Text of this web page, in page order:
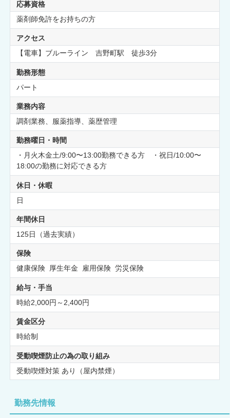
応募資格
薬剤師免許をお持ちの方
アクセス
【電車】ブルーライン 吉野町駅 徒歩3分
勤務形態
パート
業務内容
調剤業務、服薬指導、薬歴管理
勤務曜日・時間
・月火木金土/9:00〜13:00勤務できる方 ・祝日/10:00〜
18:00の勤務に対応できる方
休日・休暇
日
年間休日
125日（過去実績）
保険
健康保険 厚生年金 雇用保険 労災保険
給与・手当
時給2,000円～2,400円
賃金区分
時給制
受動喫煙防止の為の取り組み
受動喫煙対策 あり（屋内禁煙）
勤務先情報